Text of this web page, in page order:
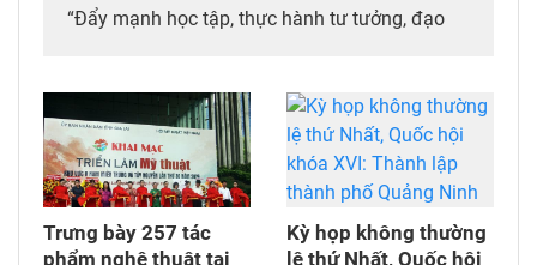
“Đẩy mạnh học tập, thực hành tư tưởng, đạo
của tỉnh giai đoạn 2026-2030 với chủ đề “Khát
vọng phát triển đất nước phồn vinh, hạnh
phúc”.
Trưng bày 257 tác
phẩm nghệ thuật tại
Kỳ họp không thường
lệ thứ Nhất, Quốc hội